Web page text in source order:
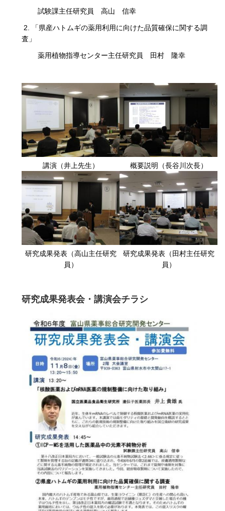
試験課主任研究員 高山 信幸
2. 「県産ハトムギの薬用利用に向けた品質確保に関する調
査」
薬用植物指導センター主任研究員 田村 隆幸
講演（井上先生） 概要説明（長谷川次長）
研究成果発表（高山主任研究
員）
研究成果発表（田村主任研究
員）
研究成果発表会・講演会チラシ